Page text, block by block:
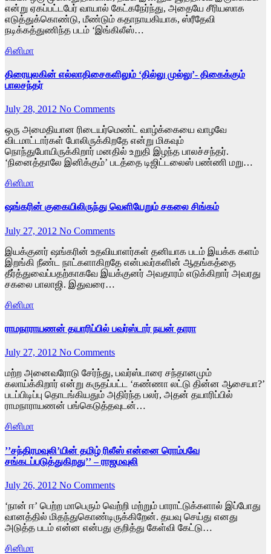
என்று ஏகப்பட்டபேர் வாயால் கேட்கநேர்ந்து, அதையே சீரியஸாக
எடுத்துக்கொண்டு, மீண்டும் கதாநாயகியாக, ஸ்ரீதேவி
நடிக்கத்துணிந்த படம் ‘இங்கிலீஸ்…
சினிமா
திரையுலகின் எல்லாதிசைகளிலும் ‘தில்லு முல்லு’- திகைக்கும்
பாலசந்தர்
July 28, 2012 No Comments
ஒரு அமைதியான ரிடையர்மெண்ட் வாழ்க்கையை வாழவே
விடமாட்டார்கள் போலிருக்கிறதே என்று மிகவும்
நொந்துபோயிருக்கிறார் மனதில் உறுதி இழந்த பாலச்சந்தர்.
‘நினைத்தாலே இனிக்கும்’ படத்தை டிஜிட்டலைஸ் பண்ணி மறு…
சினிமா
ஷங்கரின் குகையிலிருந்து வெளியேறும் சகலை சிங்கம்
July 27, 2012 No Comments
இயக்குனர் ஷங்கரின் உதவியாளர்கள் தனியாக படம் இயக்க களம்
இறங்கி நீண்ட நாட்களாகிறதே என்பவர்களின் ஆதங்கத்தை
தீர்த்துவைப்பதற்காகவே இயக்குனர் அவதாரம் எடுக்கிறார் அவரது
சகலை பாலாஜி. இதுவரை…
சினிமா
ராமநாராயணன் தயாரிப்பில் பவர்ஸ்டார் நயன் தாரா
July 27, 2012 No Comments
மற்ற அனைவரோடு சேர்ந்து, பவர்ஸ்டாரை சந்தானமும்
கலாய்க்கிறார் என்று கருதப்பட்ட ‘கண்ணா லட்டு தின்ன ஆசையா?’
படப்பிடிப்பு தொடங்கியதும் அதிர்ந்த பலர், அதன் தயாரிப்பில்
ராமநாராயணன் பங்கெடுத்தவுடன்…
சினிமா
’’சந்திரமவுலி’யின் தமிழ் ரிலீஸ் என்னை ரொம்பவே
சங்கடப்படுத்துகிறது’’ – ராஜமவுலி
July 26, 2012 No Comments
‘நான் ஈ’ பெற்ற மாபெரும் வெற்றி மற்றும் பாராட்டுக்களால் இப்போது
வானத்தில் மிதந்துகொண்டிருக்கிறேன். தயவு செய்து எனது
அடுத்த படம் என்ன என்பது குறித்து கேள்வி கேட்டு…
சினிமா